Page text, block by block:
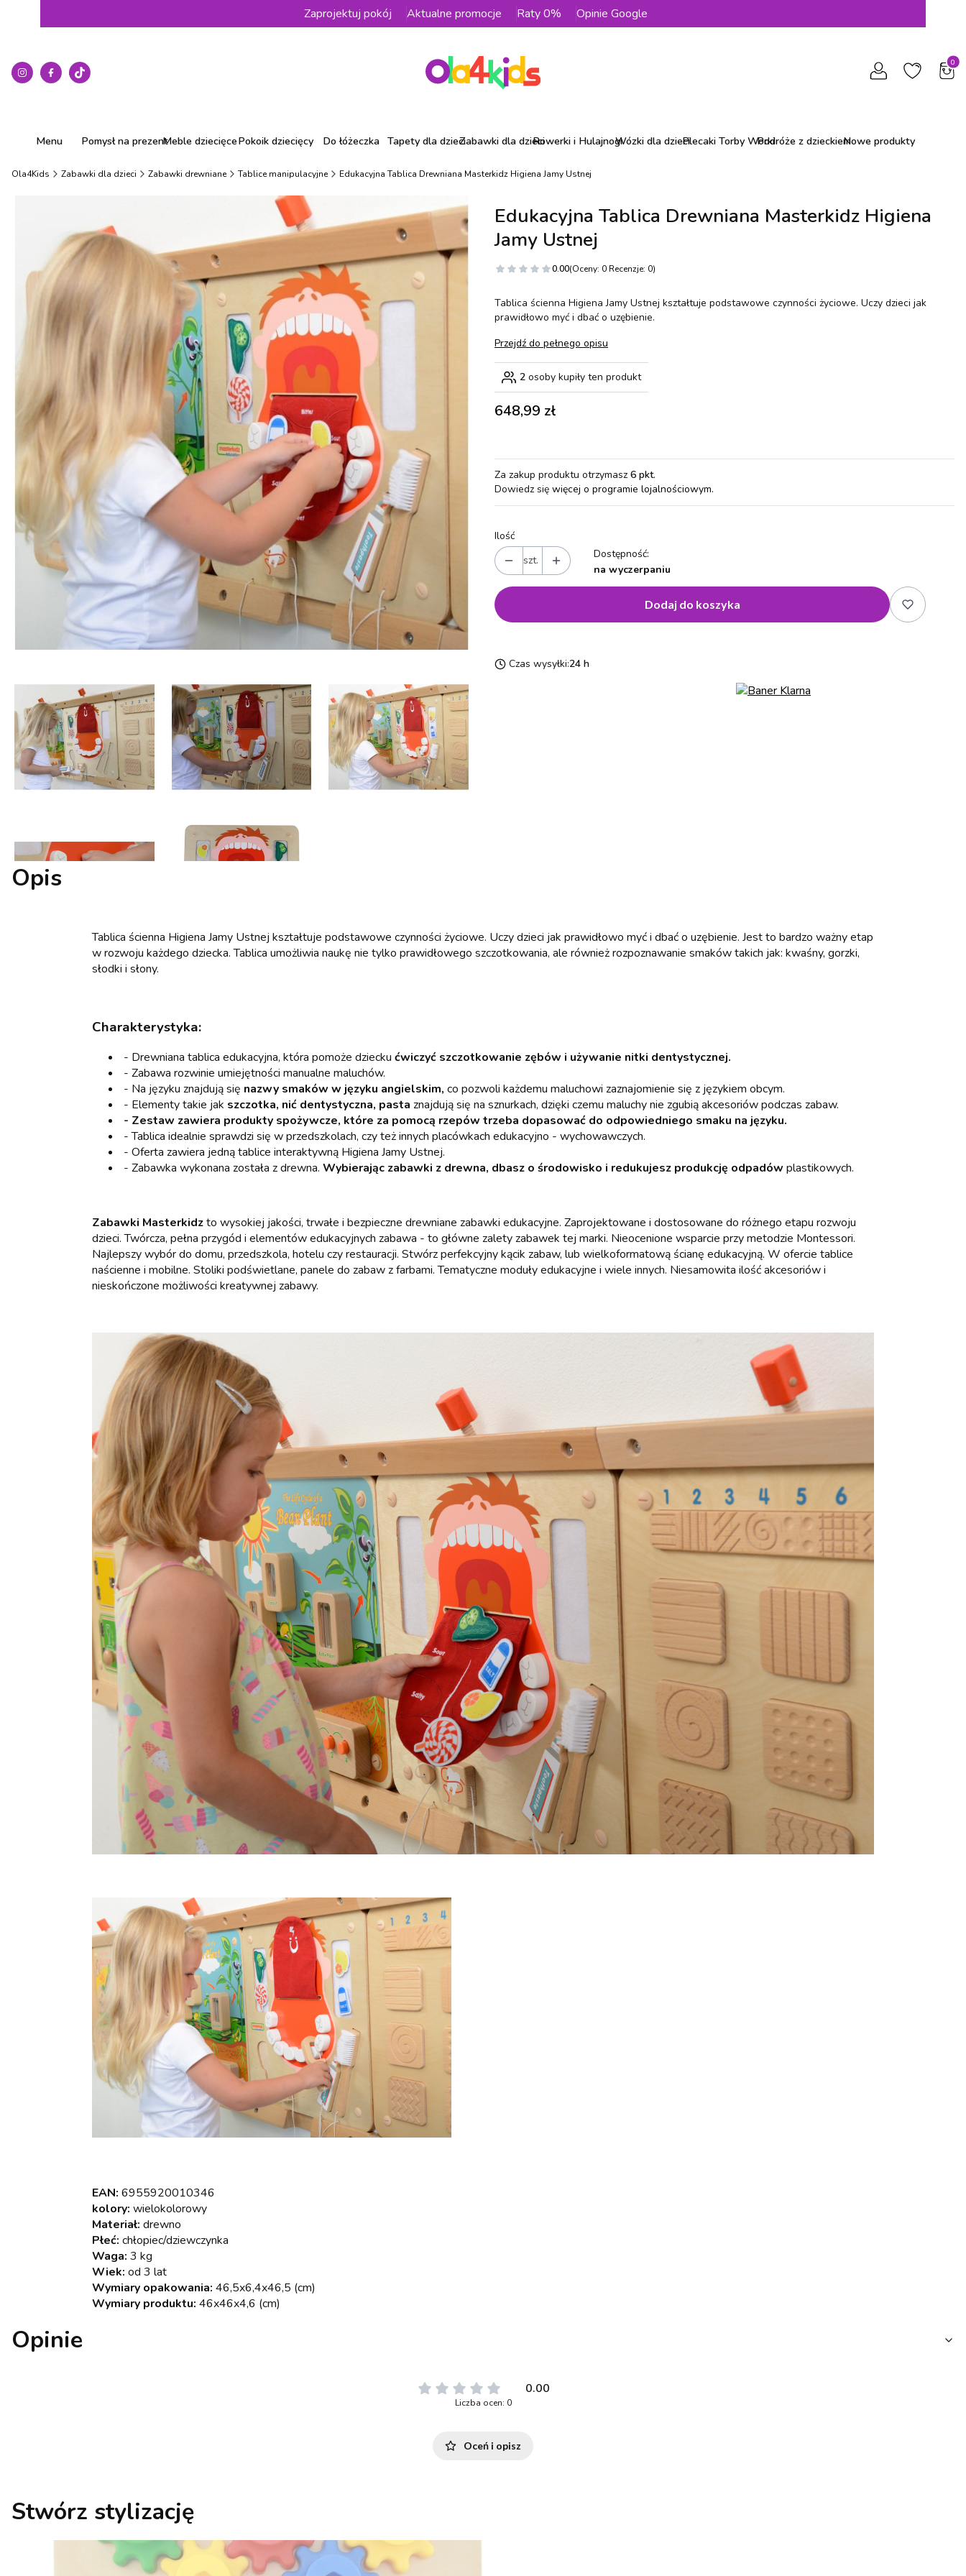
Zaprojektuj pokój Aktualne promocje Raty 0% Opinie Google
Menu Pomysł na prezentMeble dziecięcePokoik dziecięcy Do łóżeczka Tapety dla dzieciZabawki dla dzieciRowerki i HulajnogiWózki dla dzieciPlecaki Torby WorkiPodróże z dzieckiemNowe produkty
Ola4Kids Zabawki dla dzieci Zabawki drewniane Tablice manipulacyjne Edukacyjna Tablica Drewniana Masterkidz Higiena Jamy Ustnej
Edukacyjna Tablica Drewniana Masterkidz Higiena
Jamy Ustnej
0.00(Oceny: 0 Recenzje: 0)
Tablica ścienna Higiena Jamy Ustnej kształtuje podstawowe czynności życiowe. Uczy dzieci jak
prawidłowo myć i dbać o uzębienie.
Przejdź do pełnego opisu
2 osoby kupiły ten produkt
Cena
648,99 zł
Za zakup produktu otrzymasz 6 pkt.
Dowiedz się więcej o programie lojalnościowym.
Ilość
szt.
Dostępność:
na wyczerpaniu
Dodaj do koszyka
Czas wysyłki:24 h
Opis
Tablica ścienna Higiena Jamy Ustnej kształtuje podstawowe czynności życiowe. Uczy dzieci jak prawidłowo myć i dbać o uzębienie. Jest to bardzo ważny etap
w rozwoju każdego dziecka. Tablica umożliwia naukę nie tylko prawidłowego szczotkowania, ale również rozpoznawanie smaków takich jak: kwaśny, gorzki,
słodki i słony.
Charakterystyka:
- Drewniana tablica edukacyjna, która pomoże dziecku ćwiczyć szczotkowanie zębów i używanie nitki dentystycznej.
- Zabawa rozwinie umiejętności manualne maluchów.
- Na języku znajdują się nazwy smaków w języku angielskim, co pozwoli każdemu maluchowi zaznajomienie się z językiem obcym.
- Elementy takie jak szczotka, nić dentystyczna, pasta znajdują się na sznurkach, dzięki czemu maluchy nie zgubią akcesoriów podczas zabaw.
- Zestaw zawiera produkty spożywcze, które za pomocą rzepów trzeba dopasować do odpowiedniego smaku na języku.
- Tablica idealnie sprawdzi się w przedszkolach, czy też innych placówkach edukacyjno - wychowawczych.
- Oferta zawiera jedną tablice interaktywną Higiena Jamy Ustnej.
- Zabawka wykonana została z drewna. Wybierając zabawki z drewna, dbasz o środowisko i redukujesz produkcję odpadów plastikowych.
Zabawki Masterkidzto wysokiej jakości, trwałe i bezpieczne drewniane zabawki edukacyjne. Zaprojektowane i dostosowane do różnego etapu rozwoju
dzieci. Twórcza, pełna przygód i elementów edukacyjnych zabawa - to główne zalety zabawek tej marki. Nieocenione wsparcie przy metodzie Montessori.
Najlepszy wybór do domu, przedszkola, hotelu czy restauracji. Stwórz perfekcyjny kącik zabaw, lub wielkoformatową ścianę edukacyjną. W ofercie tablice
naścienne i mobilne. Stoliki podświetlane, panele do zabaw z farbami. Tematyczne moduły edukacyjne i wiele innych. Niesamowita ilość akcesoriów i
nieskończone możliwości kreatywnej zabawy.
EAN: 6955920010346
kolory: wielokolorowy
Materiał: drewno
Płeć: chłopiec/dziewczynka
Waga: 3 kg
Wiek: od 3 lat
Wymiary opakowania: 46,5x6,4x46,5 (cm)
Wymiary produktu: 46x46x4,6 (cm)
Opinie
0.00
Liczba ocen: 0
Oceń i opisz
Stwórz stylizację